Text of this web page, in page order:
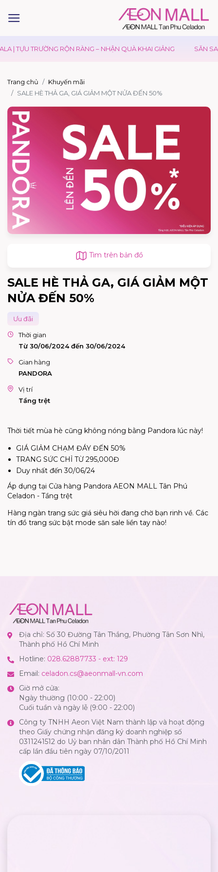
| TỰU TRƯỜNG RỘN RÀNG – NHẬN QUÀ KHAI GIẢNG SĂN
Trang chủ
Khuyến mãi
SALE HÈ THẢ GA, GIÁ GIẢM MỘT NỬA ĐẾN 50%
Tìm trên bản đồ
SALE HÈ THẢ GA, GIÁ GIẢM MỘT
NỬA ĐẾN 50%
Ưu đãi
Thời gian
Từ 30/06/2024 đến 30/06/2024
Gian hàng
PANDORA
Vị trí
Tầng trệt
Thời tiết mùa hè cũng không nóng bằng Pandora lúc này!
GIÁ GIẢM CHẠM ĐÁY ĐẾN 50%
TRANG SỨC CHỈ TỪ 295,000Đ
Duy nhất đến 30/06/24
Áp dụng tại Cửa hàng Pandora AEON MALL Tân Phú
Celadon - Tầng trệt
Hàng ngàn trang sức giá siêu hời đang chờ bạn rinh về. Các
tín đồ trang sức bật mode săn sale liền tay nào!
Địa chỉ: Số 30 Đường Tân Thắng, Phường Tân Sơn Nhì,
Thành phố Hồ Chí Minh
Hotline: 028.62887733 - ext: 129
Email: celadon.cs@aeonmall-vn.com
Giờ mở cửa:
Ngày thường (10:00 - 22:00)
Cuối tuần và ngày lễ (9:00 - 22:00)
Công ty TNHH Aeon Việt Nam thành lập và hoạt động
theo Giấy chứng nhận đăng ký doanh nghiệp số
0311241512 do Uỷ ban nhân dân Thành phố Hồ Chí Minh
cấp lần đầu tiên ngày 07/10/2011